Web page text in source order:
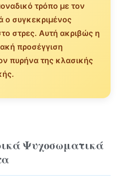
τρόπο με τον
ο συγκεκριμένος
στρες. Αυτή ακριβώς η
προσέγγιση
πυρήνα της κλασικής
Ψυχοσωματικά